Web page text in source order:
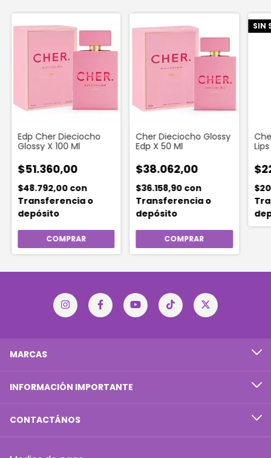
Edp Cher Dieciocho
Glossy X 100 Ml
$51.360,00
$48.792,00 con
Transferencia o
depósito
Cher Dieciocho Glossy
Edp X 50 Ml
$38.062,00
$36.158,90 con
Transferencia o
depósito
SIN
MARCAS
INFORMACIÓN IMPORTANTE
CONTACTÁNOS